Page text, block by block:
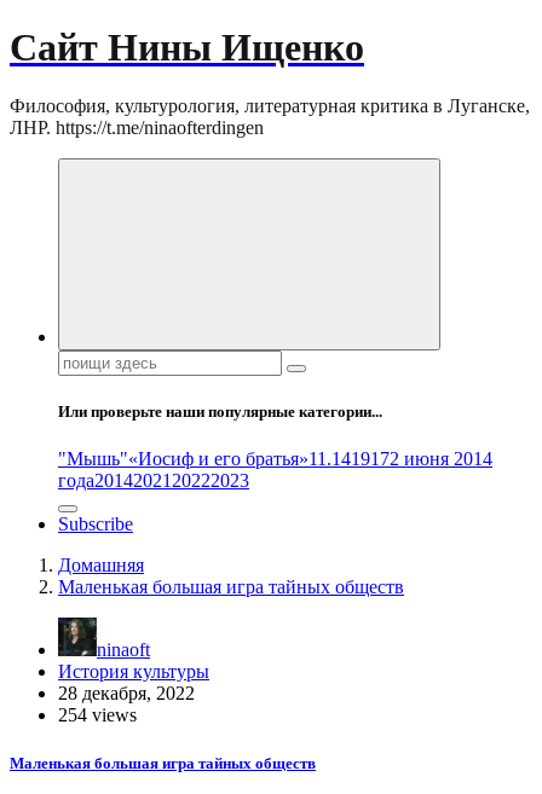
Сайт Нины Ищенко
Философия, культурология, литературная критика в Луганске,
ЛНР. https://t.me/ninaofterdingen
Поиск:
Или проверьте наши популярные категории...
"Мышь"«Иосиф и его братья»11.1419172 июня 2014
года2014202120222023
Subscribe
Домашняя
Маленькая большая игра тайных обществ
ninaoft
История культуры
28 декабря, 2022
254 views
Маленькая большая игра тайных обществ